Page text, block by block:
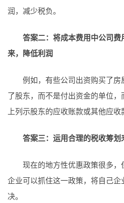
润，减少税负。
答案二：将成本费用中公司
来，降低利润
例如，有些公司出资购买了
了股东，而不是付出资金的单位
上列示股东的应收账款或其他应收
答案三：运用合理的税收筹
现在的地方性优惠政策很多
企业可以抓住这一政策，将自己
决。